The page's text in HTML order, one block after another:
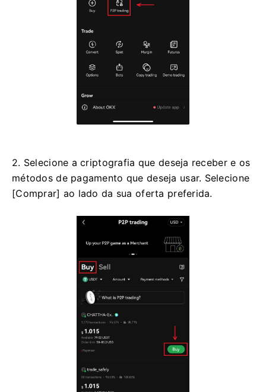
2. Selecione a criptografia que deseja receber e os
métodos de pagamento que deseja usar. Selecione
[Comprar] ao lado da sua oferta preferida.